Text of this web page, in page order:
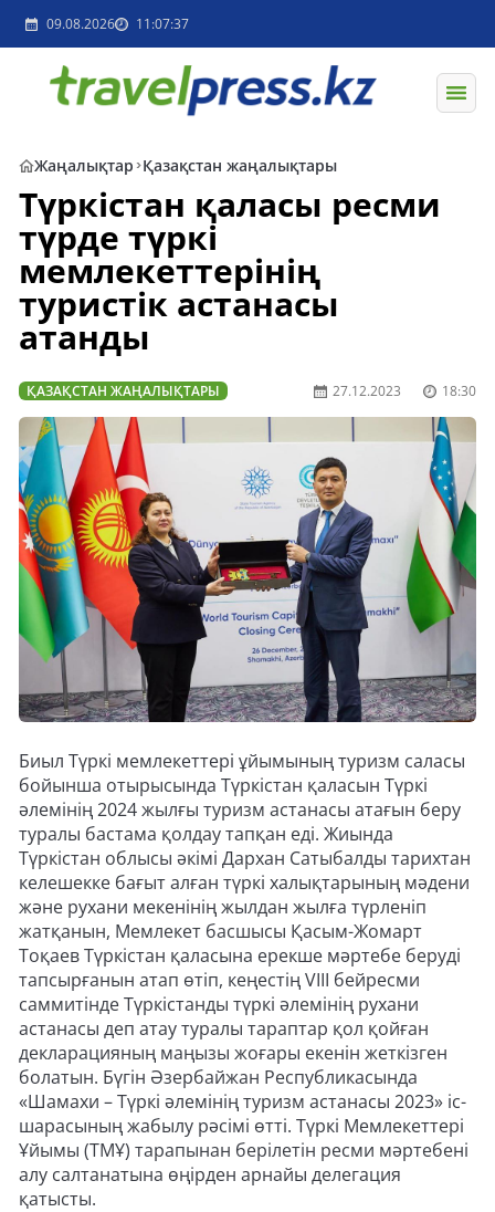
09.08.2026 11:07:37
Жаңалықтар Қазақстан жаңалықтары
Түркістан қаласы ресми
түрде түркі
мемлекеттерінің
туристік астанасы
атанды
ҚАЗАҚСТАН ЖАҢАЛЫҚТАРЫ 27.12.2023 18:30
Биыл Түркі мемлекеттері ұйымының туризм саласы
бойынша отырысында Түркістан қаласын Түркі
әлемінің 2024 жылғы туризм астанасы атағын беру
туралы бастама қолдау тапқан еді. Жиында
Түркістан облысы әкімі Дархан Сатыбалды тарихтан
келешекке бағыт алған түркі халықтарының мәдени
және рухани мекенінің жылдан жылға түрленіп
жатқанын, Мемлекет басшысы Қасым-Жомарт
Тоқаев Түркістан қаласына ерекше мәртебе беруді
тапсырғанын атап өтіп, кеңестің VIII бейресми
саммитінде Түркістанды түркі әлемінің рухани
астанасы деп атау туралы тараптар қол қойған
декларацияның маңызы жоғары екенін жеткізген
болатын. Бүгін Әзербайжан Республикасында
«Шамахи – Түркі әлемінің туризм астанасы 2023» іс-
шарасының жабылу рәсімі өтті. Түркі Мемлекеттері
Ұйымы (ТМҰ) тарапынан берілетін ресми мәртебені
алу салтанатына өңірден арнайы делегация
қатысты.